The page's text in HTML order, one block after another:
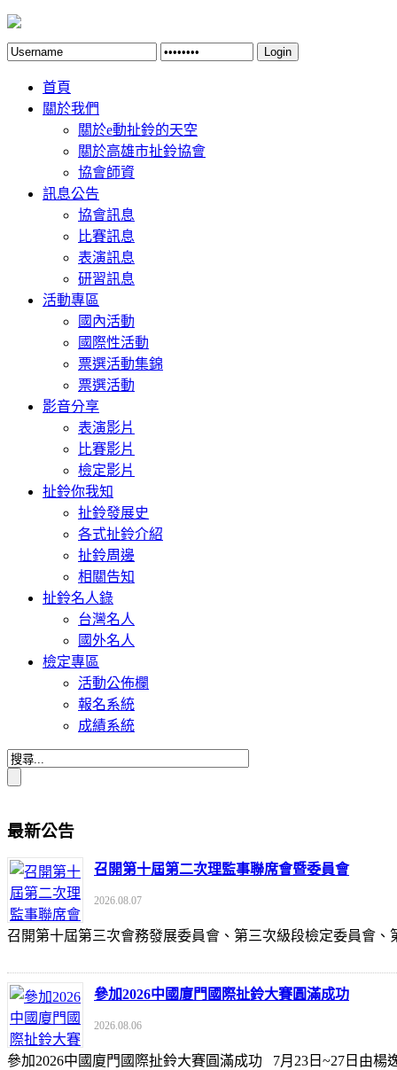
Login
首頁
關於我們
關於e動扯鈴的天空
關於高雄市扯鈴協會
協會師資
訊息公告
協會訊息
比賽訊息
表演訊息
研習訊息
活動專區
國內活動
國際性活動
票選活動集錦
票選活動
影音分享
表演影片
比賽影片
檢定影片
扯鈴你我知
扯鈴發展史
各式扯鈴介紹
扯鈴周邊
相關告知
扯鈴名人錄
台灣名人
國外名人
檢定專區
活動公佈欄
報名系統
成績系統
最新公告
召開第十屆第二次理監事聯席會暨委員會
2026.08.07
召開第十屆第三次會務發展委員會、第三次級段檢定委員
參加2026中國廈門國際扯鈴大賽圓滿成功
2026.08.06
參加2026中國廈門國際扯鈴大賽圓滿成功 7月23日~27日由